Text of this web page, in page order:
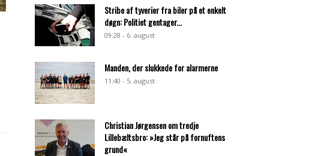
Stribe af tyverier fra biler på et enkelt
døgn: Politiet gentager...
09:28 - 6. august
Manden, der slukkede for alarmerne
11:40 - 5. august
Christian Jørgensen om tredje
Lillebæltsbro: »Jeg står på fornuftens
grund«